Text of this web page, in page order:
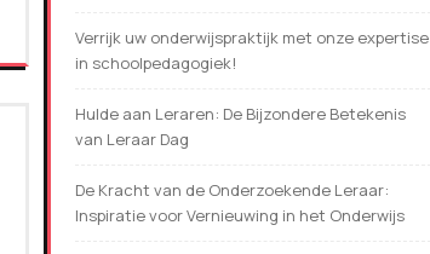
Verrijk uw onderwijspraktijk met onze expertise
in schoolpedagogiek!
Hulde aan Leraren: De Bijzondere Betekenis
van Leraar Dag
De Kracht van de Onderzoekende Leraar:
Inspiratie voor Vernieuwing in het Onderwijs